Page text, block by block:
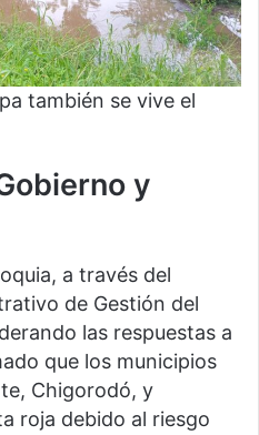
también se vive el
y
a través del
de Gestión del
las respuestas a
que los municipios
Chigorodó, y
roja debido al riesgo